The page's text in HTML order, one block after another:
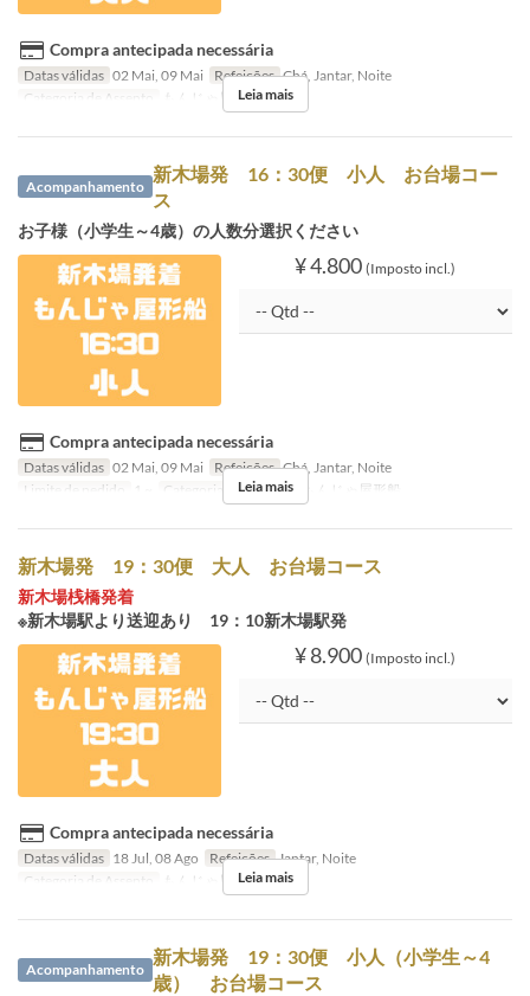
Compra antecipada necessária
Datas válidas 02 Mai, 09 Mai Refeições Chá, Jantar, Noite
Categoria de Assento
もんじゃ屋形船Leia mais
Acompanhamento
新木場発 16：30便 小人 お台場コー
ス
お子様（小学生～4歳）の人数分選択ください
¥ 4.800 (Imposto incl.)
Compra antecipada necessária
Datas válidas 02 Mai, 09 Mai Refeições Chá, Jantar, Noite
Limite de pedido
1 ~ Categoria de Assento もんじゃ屋形船
Leia mais
新木場発 19：30便 大人 お台場コース
新木場桟橋発着
※新木場駅より送迎あり 19：10新木場駅発
¥ 8.900 (Imposto incl.)
Compra antecipada necessária
Datas válidas 18 Jul, 08 Ago Refeições Jantar, Noite
Categoria de Assento
もんじゃ屋形船Leia mais
Acompanhamento
新木場発 19：30便 小人（小学生～4
歳） お台場コース